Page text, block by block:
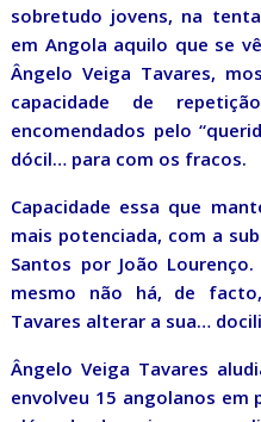
sobretudo jovens, na
em Angola aquilo que se
Ângelo Veiga Tavares,
capacidade de
encomendados pelo
dócil… para com os fracos.
Capacidade essa que
mais potenciada, com a
Santos por João
mesmo não há, de
Tavares alterar a sua…
Ângelo Veiga Tavares
envolveu 15 angolanos em